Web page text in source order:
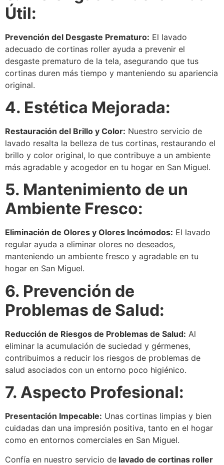
Útil:
Prevención del Desgaste Prematuro: El lavado
adecuado de cortinas roller ayuda a prevenir el
desgaste prematuro de la tela, asegurando que tus
cortinas duren más tiempo y manteniendo su apariencia
original.
4. Estética Mejorada:
Restauración del Brillo y Color: Nuestro servicio de
lavado resalta la belleza de tus cortinas, restaurando el
brillo y color original, lo que contribuye a un ambiente
más agradable y acogedor en tu hogar en San Miguel.
5. Mantenimiento de un
Ambiente Fresco:
Eliminación de Olores y Olores Incómodos: El lavado
regular ayuda a eliminar olores no deseados,
manteniendo un ambiente fresco y agradable en tu
hogar en San Miguel.
6. Prevención de
Problemas de Salud:
Reducción de Riesgos de Problemas de Salud: Al
eliminar la acumulación de suciedad y gérmenes,
contribuimos a reducir los riesgos de problemas de
salud asociados con un entorno poco higiénico.
7. Aspecto Profesional:
Presentación Impecable: Unas cortinas limpias y bien
cuidadas dan una impresión positiva, tanto en el hogar
como en entornos comerciales en San Miguel.
Confía en nuestro servicio de lavado de cortinas roller